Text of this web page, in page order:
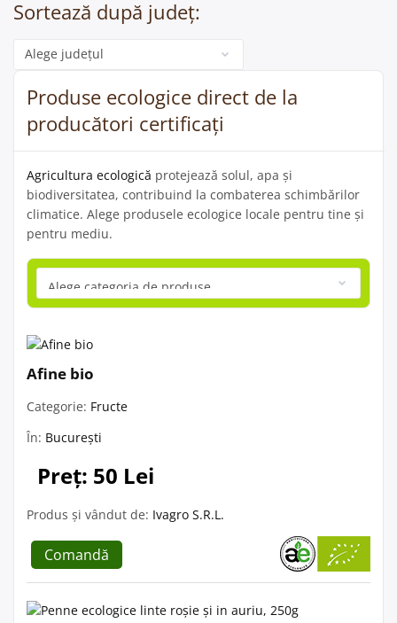
Sortează după județ:
Categorie
Produse ecologice direct de la
producători certificați
Agricultura ecologică protejează solul, apa și
biodiversitatea, contribuind la combaterea schimbărilor
climatice. Alege produsele ecologice locale pentru tine și
pentru mediu.
Afine bio
Categorie: Fructe
În: București
Preț: 50 Lei
Produs și vândut de: Ivagro S.R.L.
Comandă